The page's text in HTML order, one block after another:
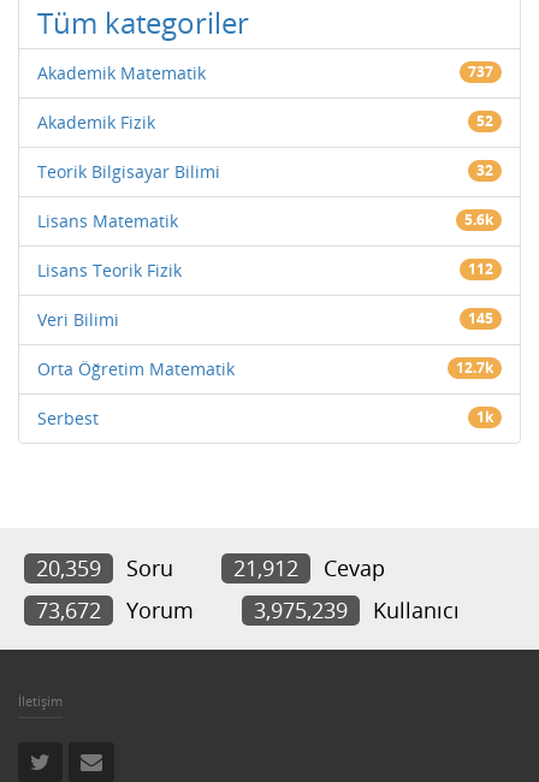
Tüm kategoriler
Akademik Matematik 737
Akademik Fizik 52
Teorik Bilgisayar Bilimi 32
Lisans Matematik 5.6k
Lisans Teorik Fizik 112
Veri Bilimi 145
Orta Öğretim Matematik 12.7k
Serbest 1k
20,359 Soru 21,912
Cevap
73,672
Yorum 3,975,239 Kullanıcı
İletişim